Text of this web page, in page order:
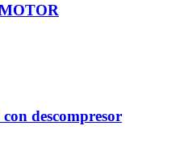
descompresor